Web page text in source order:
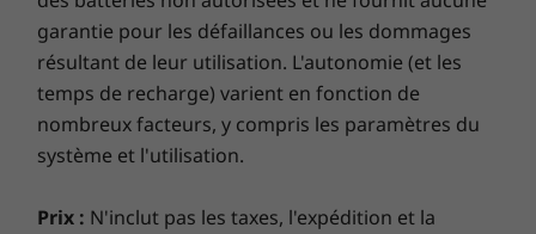
garantie pour les défaillances ou les dommages
résultant de leur utilisation. L'autonomie (et les
temps de recharge) varient en fonction de
nombreux facteurs, y compris les paramètres du
système et l'utilisation.
Prix : N'inclut pas les taxes, l'expédition et la